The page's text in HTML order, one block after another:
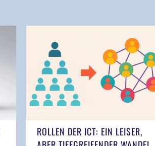
Andelfingen
Balsthal
Balzers
ROLLEN DER ICT: EIN LEISER,